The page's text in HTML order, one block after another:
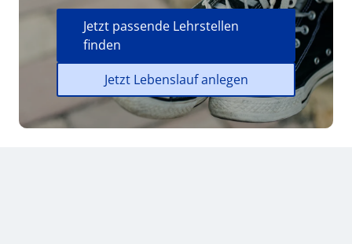
Jetzt passende Lehrstellen
finden
Jetzt Lebenslauf anlegen